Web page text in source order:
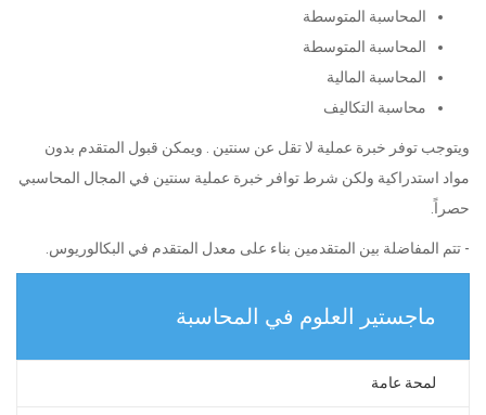
المحاسبة المتوسطة
المحاسبة المتوسطة
المحاسبة المالية
محاسبة التكاليف
ويتوجب توفر خبرة عملية لا تقل عن سنتين . ويمكن قبول المتقدم بدون
مواد استدراكية ولكن شرط توافر خبرة عملية سنتين في المجال المحاسبي
حصراً.
- تتم المفاضلة بين المتقدمين بناء على معدل المتقدم في البكالوريوس.
ماجستير العلوم في المحاسبة
لمحة عامة